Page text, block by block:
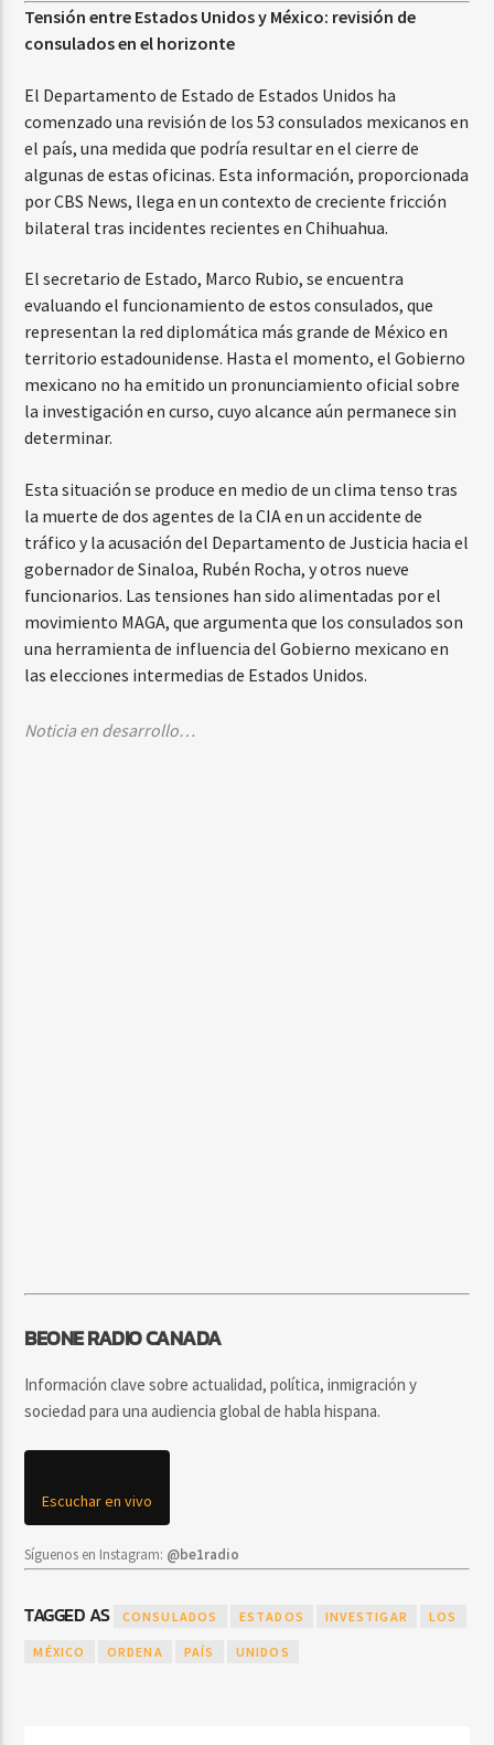
Tensión entre Estados Unidos y México: revisión de
consulados en el horizonte
El Departamento de Estado de Estados Unidos ha
comenzado una revisión de los 53 consulados mexicanos en
el país, una medida que podría resultar en el cierre de
algunas de estas oficinas. Esta información, proporcionada
por CBS News, llega en un contexto de creciente fricción
bilateral tras incidentes recientes en Chihuahua.
El secretario de Estado, Marco Rubio, se encuentra
evaluando el funcionamiento de estos consulados, que
representan la red diplomática más grande de México en
territorio estadounidense. Hasta el momento, el Gobierno
mexicano no ha emitido un pronunciamiento oficial sobre
la investigación en curso, cuyo alcance aún permanece sin
determinar.
Esta situación se produce en medio de un clima tenso tras
la muerte de dos agentes de la CIA en un accidente de
tráfico y la acusación del Departamento de Justicia hacia el
gobernador de Sinaloa, Rubén Rocha, y otros nueve
funcionarios. Las tensiones han sido alimentadas por el
movimiento MAGA, que argumenta que los consulados son
una herramienta de influencia del Gobierno mexicano en
las elecciones intermedias de Estados Unidos.
Noticia en desarrollo…
BEONE RADIO CANADA
Información clave sobre actualidad, política, inmigración y
sociedad para una audiencia global de habla hispana.
Escuchar en vivo
Síguenos en Instagram: @be1radio
TAGGED AS CONSULADOS ESTADOS INVESTIGAR LOS
MÉXICO ORDENA PAÍS UNIDOS